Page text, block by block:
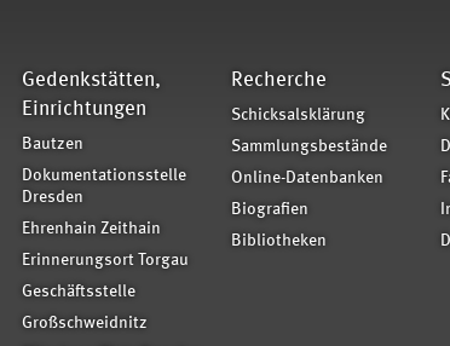
Gedenkstätten,
Einrichtungen
Bautzen
Dokumentationsstelle
Dresden
Ehrenhain Zeithain
Erinnerungsort Torgau
Geschäftsstelle
Großschweidnitz
Recherche
Schicksalsklärung
Sammlungsbestände
Online-Datenbanken
Biografien
Bibliotheken